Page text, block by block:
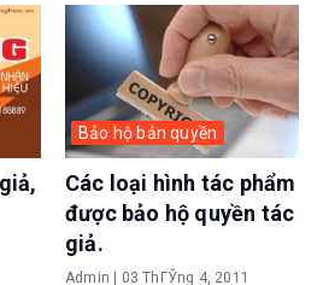
Bảo hộ bản quyền
Các loại hình tác phẩm
được bảo hộ quyền tác
giả.
Admin 03 ThГЎng 4, 2011